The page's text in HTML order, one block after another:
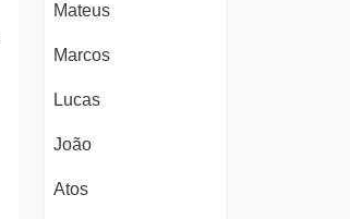
Mateus
Marcos
Lucas
João
Atos